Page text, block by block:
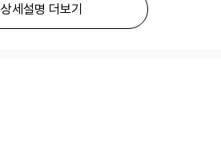
상세설명 더보기